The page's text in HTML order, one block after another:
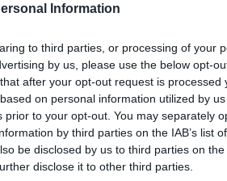
Information
to third parties, or processing of your
by us, please use the below opt-
after your opt-out request is processed
on personal information utilized by
to your opt-out. You may separately
by third parties on the IAB’s list
be disclosed by us to third parties on the
disclose it to other third parties.